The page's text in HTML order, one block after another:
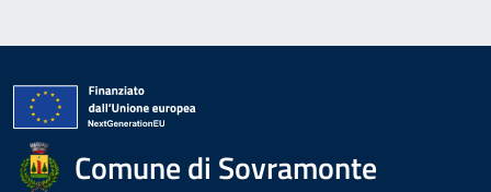
Comune di Sovramonte